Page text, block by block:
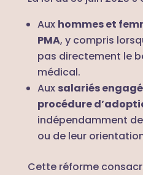
Aux hommes et
PMA, y compris
pas directement le
médical.
Aux salariés
procédure
indépendamment
ou de leur
Cette réforme